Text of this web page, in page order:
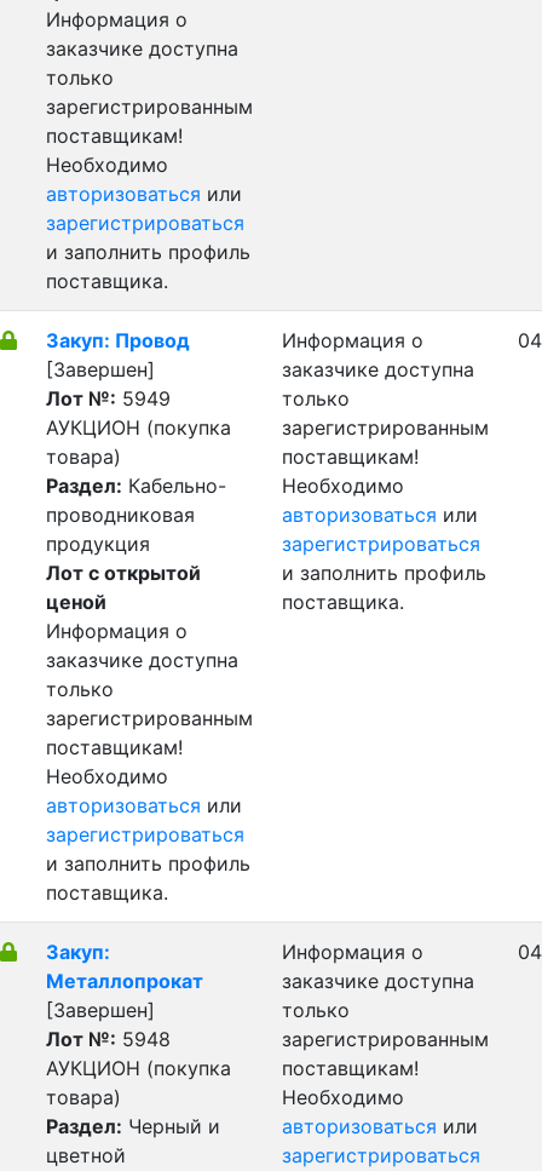
Информация о
заказчике доступна
только
зарегистрированным
поставщикам!
Необходимо
авторизоваться или
зарегистрироваться
и заполнить профиль
поставщика.
Закуп: Провод
[Завершен]
Лот №: 5949
АУКЦИОН (покупка
товара)
Раздел: Кабельно-
проводниковая
продукция
Лот с открытой
ценой
Информация о
заказчике доступна
только
зарегистрированным
поставщикам!
Необходимо
авторизоваться или
зарегистрироваться
и заполнить профиль
поставщика.
Информация о
заказчике доступна
только
зарегистрированным
поставщикам!
Необходимо
авторизоваться или
зарегистрироваться
и заполнить профиль
поставщика.
Закуп:
Металлопрокат
[Завершен]
Лот №: 5948
АУКЦИОН (покупка
товара)
Раздел: Черный и
цветной
Информация о
заказчике доступна
только
зарегистрированным
поставщикам!
Необходимо
авторизоваться или
зарегистрироваться